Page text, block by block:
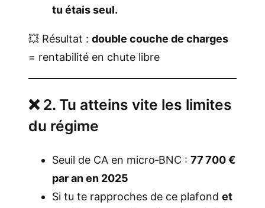
tu étais seul.
💥 Résultat : double couche de charges
= rentabilité en chute libre
❌ 2. Tu atteins vite les limites
du régime
Seuil de CA en micro‑BNC : 77 700 €
par an en 2025
Si tu te rapproches de ce plafond et